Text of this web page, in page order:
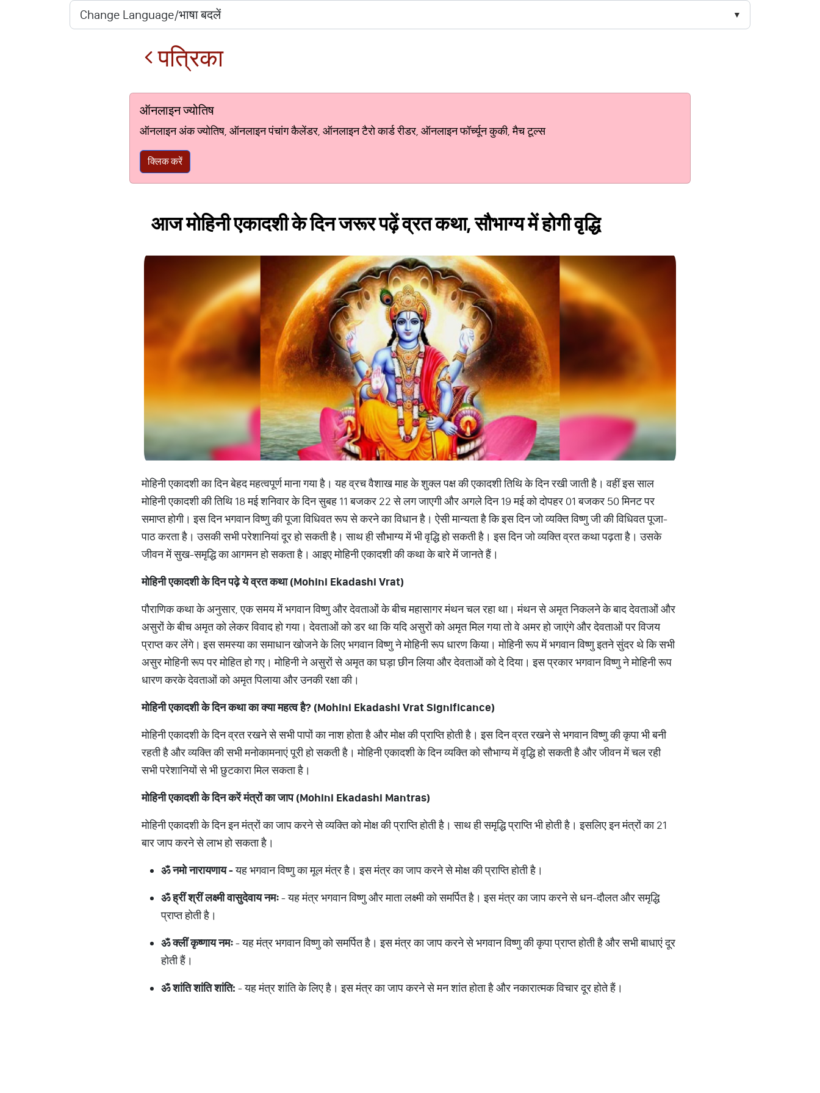
पत्रिका
ऑनलाइन ज्योतिष
ऑनलाइन अंक ज्योतिष, ऑनलाइन पंचांग कैलेंडर, ऑनलाइन टैरो कार्ड रीडर, ऑनलाइन फॉर्च्यून कुकी, मैच टूल्स
क्लिक करें
आज मोहिनी एकादशी के दिन जरूर पढ़ें व्रत कथा, सौभाग्य में होगी वृद्धि
मोहिनी एकादशी का दिन बेहद महत्वपूर्ण माना गया है। यह व्रच वैशाख माह के शुक्ल पक्ष की एकादशी तिथि के दिन रखी जाती है। वहीं इस साल
मोहिनी एकादशी की तिथि 18 मई शनिवार के दिन सुबह 11 बजकर 22 से लग जाएगी और अगले दिन 19 मई को दोपहर 01 बजकर 50 मिनट पर
समाप्त होगी। इस दिन भगवान विष्णु की पूजा विधिवत रूप से करने का विधान है। ऐसी मान्यता है कि इस दिन जो व्यक्ति विष्णु जी की विधिवत पूजा-
पाठ करता है। उसकी सभी परेशानियां दूर हो सकती है। साथ ही सौभाग्य में भी वृद्धि हो सकती है। इस दिन जो व्यक्ति व्रत कथा पढ़ता है। उसके
जीवन में सुख-समृद्धि का आगमन हो सकता है। आइए मोहिनी एकादशी की कथा के बारे में जानते हैं।
मोहिनी एकादशी के दिन पढ़े ये व्रत कथा (Mohini Ekadashi Vrat)
पौराणिक कथा के अनुसार, एक समय में भगवान विष्णु और देवताओं के बीच महासागर मंथन चल रहा था। मंथन से अमृत निकलने के बाद देवताओं और
असुरों के बीच अमृत को लेकर विवाद हो गया। देवताओं को डर था कि यदि असुरों को अमृत मिल गया तो वे अमर हो जाएंगे और देवताओं पर विजय
प्राप्त कर लेंगे। इस समस्या का समाधान खोजने के लिए भगवान विष्णु ने मोहिनी रूप धारण किया। मोहिनी रूप में भगवान विष्णु इतने सुंदर थे कि सभी
असुर मोहिनी रूप पर मोहित हो गए। मोहिनी ने असुरों से अमृत का घड़ा छीन लिया और देवताओं को दे दिया। इस प्रकार भगवान विष्णु ने मोहिनी रूप
धारण करके देवताओं को अमृत पिलाया और उनकी रक्षा की।
मोहिनी एकादशी के दिन कथा का क्या महत्व है? (Mohini Ekadashi Vrat Significance)
मोहिनी एकादशी के दिन व्रत रखने से सभी पापों का नाश होता है और मोक्ष की प्राप्ति होती है। इस दिन व्रत रखने से भगवान विष्णु की कृपा भी बनी
रहती है और व्यक्ति की सभी मनोकामनाएं पूरी हो सकती है। मोहिनी एकादशी के दिन व्यक्ति को सौभाग्य में वृद्धि हो सकती है और जीवन में चल रही
सभी परेशानियों से भी छुटकारा मिल सकता है।
मोहिनी एकादशी के दिन करें मंत्रों का जाप (Mohini Ekadashi Mantras)
मोहिनी एकादशी के दिन इन मंत्रों का जाप करने से व्यक्ति को मोक्ष की प्राप्ति होती है। साथ ही समृद्धि प्राप्ति भी होती है। इसलिए इन मंत्रों का 21
बार जाप करने से लाभ हो सकता है।
ॐनमोनारायणाय-यह भगवान विष्णु का मूल मंत्र है। इस मंत्र का जाप करने से मोक्ष की प्राप्ति होती है।
ॐह्रींश्रींलक्ष्मीवासुदेवायनमः- यह मंत्र भगवान विष्णु और माता लक्ष्मी को समर्पित है। इस मंत्र का जाप करने से धन-दौलत और समृद्धि
प्राप्त होती है।
ॐक्लींकृष्णायनमः- यह मंत्र भगवान विष्णु को समर्पित है। इस मंत्र का जाप करने से भगवान विष्णु की कृपा प्राप्त होती है और सभी बाधाएं दूर
होती हैं।
ॐशांतिशांतिशांति: - यह मंत्र शांति के लिए है। इस मंत्र का जाप करने से मन शांत होता है और नकारात्मक विचार दूर होते हैं।